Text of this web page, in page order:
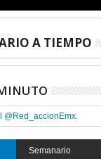
A TIEMPO
@Red_accionEmx.
Semanario